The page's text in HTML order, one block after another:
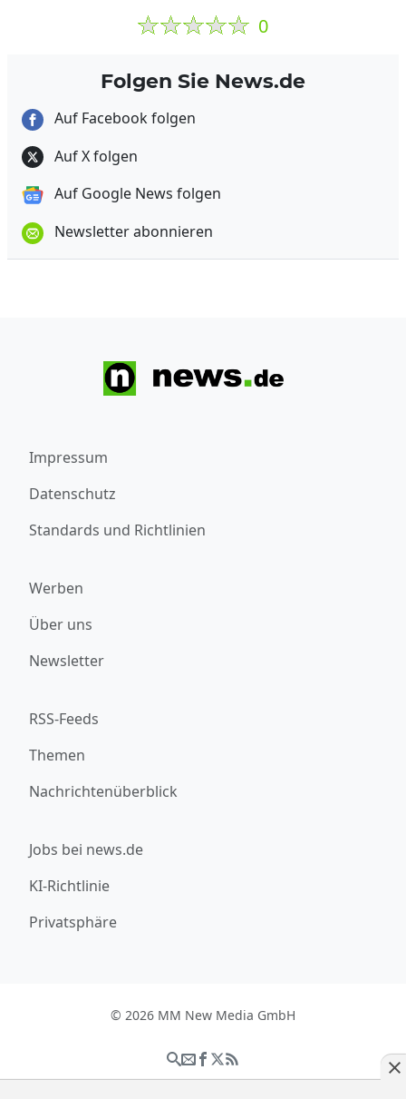
0
Folgen Sie News.de
Auf Facebook folgen
Auf X folgen
Auf Google News folgen
Newsletter abonnieren
Impressum
Datenschutz
Standards und Richtlinien
Werben
Über uns
Newsletter
RSS-Feeds
Themen
Nachrichtenüberblick
Jobs bei news.de
KI-Richtlinie
Privatsphäre
© 2026 MM New Media GmbH